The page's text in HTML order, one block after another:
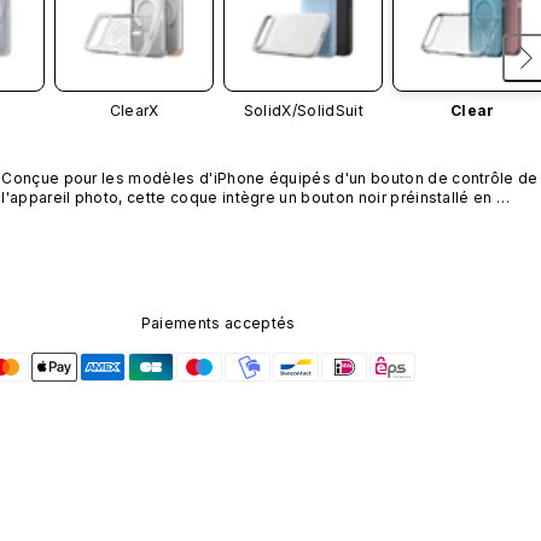
ClearX SolidX/SolidSuit Clear
Conçue pour les modèles d'iPhone équipés d'un bouton de contrôle de
l'appareil photo, cette coque intègre un bouton noir préinstallé en
Paiements acceptés